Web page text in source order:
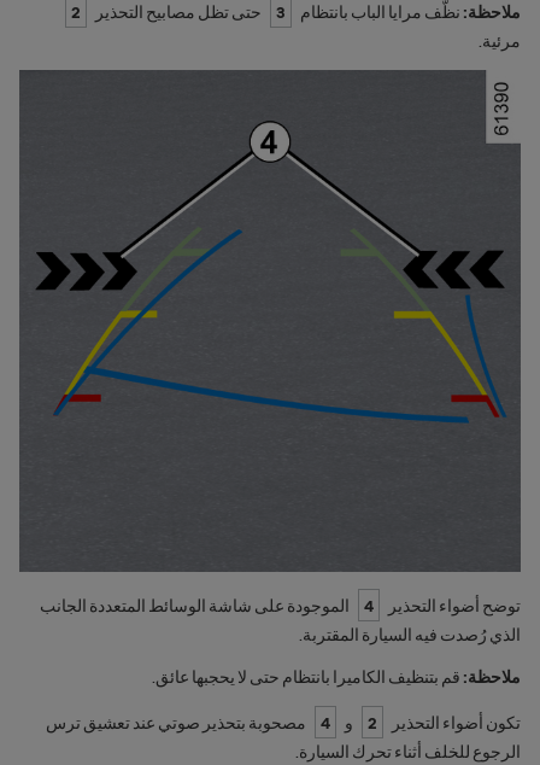
ملاحظة: نظّف مرايا الباب بانتظام 3 حتى تظل مصابيح التحذير
2
مرئية.
توضح أضواء التحذير 4
الموجودة على شاشة الوسائط المتعددة الجانب
الذي رُصدت فيه السيارة المقتربة.
ملاحظة: قم بتنظيف الكاميرا بانتظام حتى ‬‏‫لا يحجبها عائق.
تكون أضواء التحذير 2 و 4
مصحوبة بتحذير صوتي عند تعشيق ترس
الرجوع للخلف أثناء تحرك السيارة.